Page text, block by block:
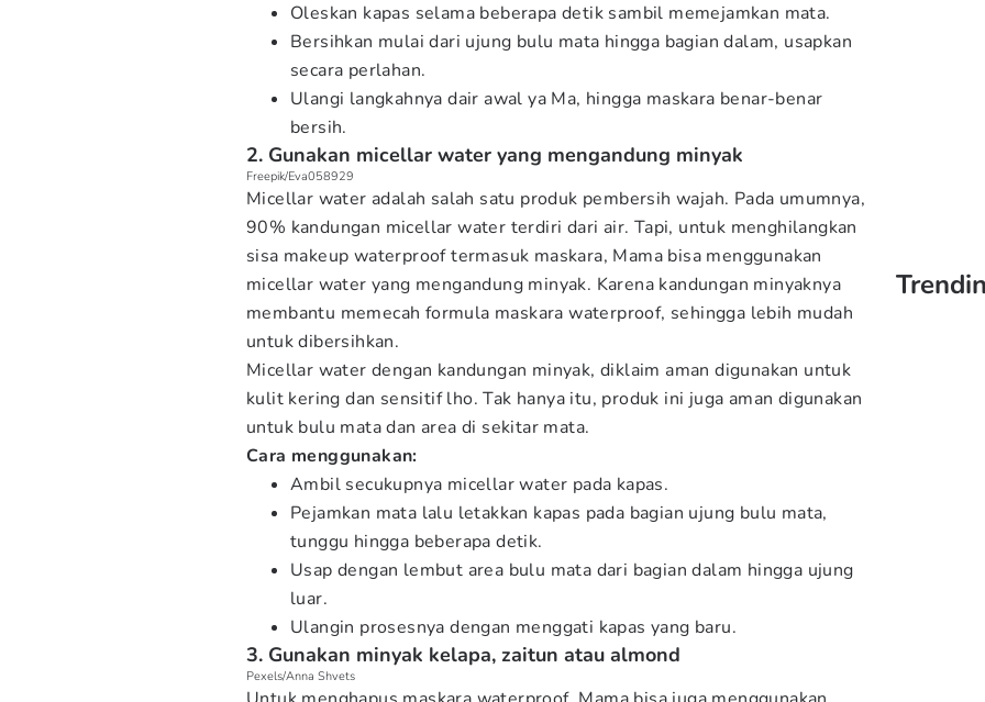
Oleskan kapas selama beberapa detik sambil memejamkan mata.
Bersihkan mulai dari ujung bulu mata hingga bagian dalam, usapkan
secara perlahan.
Ulangi langkahnya dair awal ya Ma, hingga maskara benar-benar
bersih.
2. Gunakan micellar water yang mengandung minyak
Freepik/Eva058929
Micellar water adalah salah satu produk pembersih wajah. Pada umumnya,
90% kandungan micellar water terdiri dari air. Tapi, untuk menghilangkan
sisa makeup waterproof termasuk maskara, Mama bisa menggunakan
micellar water yang mengandung minyak. Karena kandungan minyaknya
membantu memecah formula maskara waterproof, sehingga lebih mudah
untuk dibersihkan.
Micellar water dengan kandungan minyak, diklaim aman digunakan untuk
kulit kering dan sensitif lho. Tak hanya itu, produk ini juga aman digunakan
untuk bulu mata dan area di sekitar mata.
Cara menggunakan:
Ambil secukupnya micellar water pada kapas.
Pejamkan mata lalu letakkan kapas pada bagian ujung bulu mata,
tunggu hingga beberapa detik.
Usap dengan lembut area bulu mata dari bagian dalam hingga ujung
luar.
Ulangin prosesnya dengan menggati kapas yang baru.
3. Gunakan minyak kelapa, zaitun atau almond
Pexels/Anna Shvets